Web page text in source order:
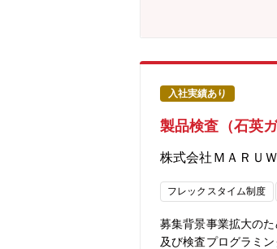
入社実績あり
製品検査（石英ガ
株式会社ＭＡＲＵ
フレックスタイム制度
募集背景事業拡大の
及び検査プログラミ